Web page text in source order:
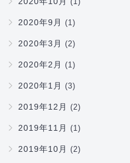
2020年9月 (1)
2020年3月 (2)
2020年2月 (1)
2020年1月 (3)
2019年12月 (2)
2019年11月 (1)
2019年10月 (2)